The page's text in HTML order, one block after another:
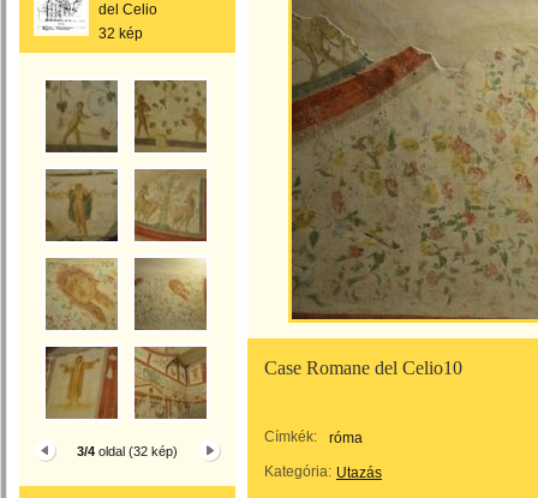
del Celio
32 kép
3/4 oldal (32 kép)
Case Romane del Celio10
Címkék:
róma
Kategória: Utazás